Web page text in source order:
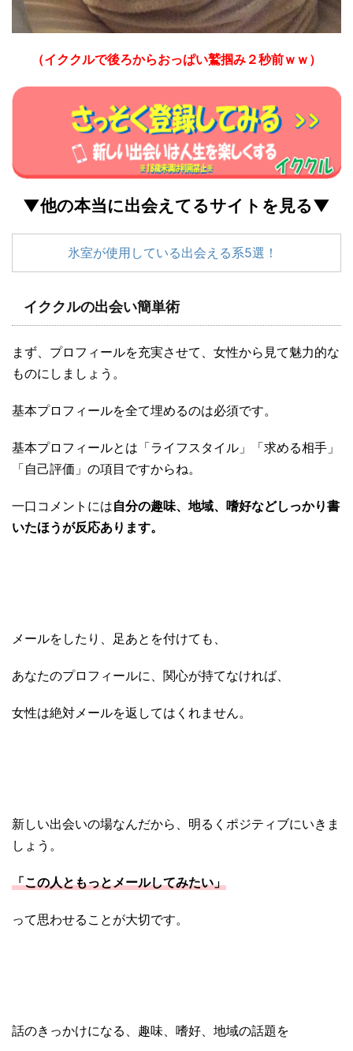
（イククルで後ろからおっぱい鷲掴み２秒前ｗｗ）
▼他の本当に出会えてるサイトを見る▼
氷室が使用している出会える系5選！
イククルの出会い簡単術
まず、プロフィールを充実させて、女性から見て魅力的な
ものにしましょう。
基本プロフィールを全て埋めるのは必須です。
基本プロフィールとは「ライフスタイル」「求める相手」
「自己評価」の項目ですからね。
一口コメントには自分の趣味、地域、嗜好などしっかり書
いたほうが反応あります。
メールをしたり、足あとを付けても、
あなたのプロフィールに、関心が持てなければ、
女性は絶対メールを返してはくれません。
新しい出会いの場なんだから、明るくポジティブにいきま
しょう。
「この人ともっとメールしてみたい」
って思わせることが大切です。
話のきっかけになる、趣味、嗜好、地域の話題を